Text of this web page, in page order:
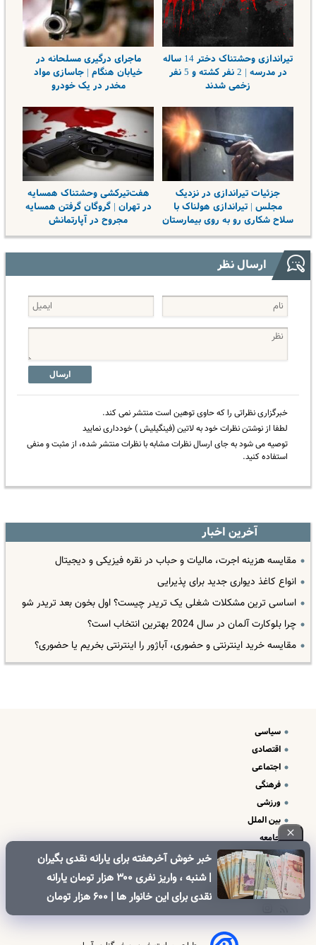
تیراندازی وحشتناک دختر 14 ساله
در مدرسه | 2 نفر کشته و 5 نفر
زخمی شدند
ماجرای درگیری مسلحانه در
خیابان هنگام | جاسازی مواد
مخدر در یک خودرو
جزئیات تیراندازی در نزدیک
مجلس | تیراندازی هولناک با
سلاح شکاری رو به روی بیمارستان
هفت‌تیرکشی وحشتناک همسایه‌
در تهران | گروگان گرفتن همسایه
مجروح در آپارتمانش
ارسال نظر
ارسال
خبرگزاری نظراتی را که حاوی توهین است منتشر نمی کند.
لطفا از نوشتن نظرات خود به لاتین (فینگیلیش ) خودداری نمایید
توصیه می شود به جای ارسال نظرات مشابه با نظرات منتشر شده، از مثبت و منفی
استفاده کنید.
آخرین اخبار
مقایسه هزینه اجرت، مالیات و حباب در نقره فیزیکی و دیجیتال
انواع کاغذ دیواری جدید برای پذیرایی
اساسی ترین مشکلات شغلی یک تریدر چیست؟ اول بخون بعد تریدر شو
چرا بلوکارت آلمان در سال 2024 بهترین انتخاب است؟
مقایسه خرید اینترنتی و حضوری، آباژور را اینترنتی بخریم یا حضوری؟
خبر خوش آخرهفته برای یارانه نقدی بگیران
| شنبه ، واریز نفری ۳۰۰ هزار تومان یارانه
نقدی برای این خانوار ها | ۶۰۰ هزار تومان
کالابرگ برای خانوارهای دارای فرزند
سیاسی
اقتصادی
اجتماعی
فرهنگی
ورزشی
بین الملل
جامعه
علم و فناوری
درباره ما
تبلیغات و تماس با ما